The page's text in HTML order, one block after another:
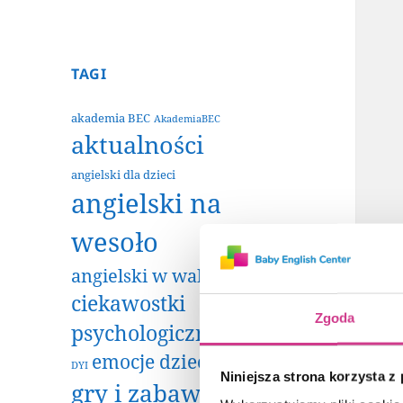
Zgoda
Niniejsza strona korzysta z
TAGI
akademia BEC AkademiaBEC
aktualności
angielski dla dzieci
angielski na
wesoło
angielski w wakacje
ciekawostki
psychologiczne
DYI emocje dzieci
gry i zabawy impreza